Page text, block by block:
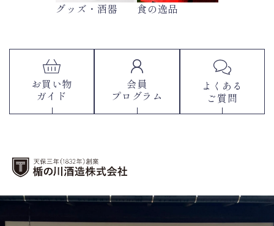
グッズ・酒器 食の逸品
お買い物
ガイド
会員
プログラム
よくある
ご質問